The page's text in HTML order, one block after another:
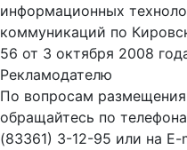
информационных
коммуникаций по
56 от 3 октября 2008
Рекламодателю
По вопросам
обращайтесь по
(83361) 3-12-95 или на E-